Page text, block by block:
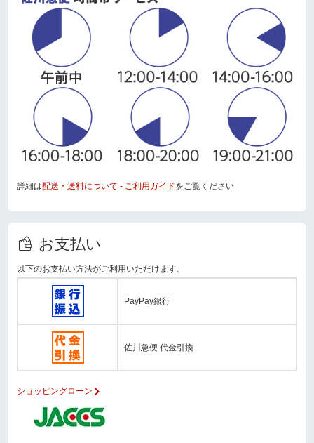
詳細は配送・送料について - ご利用ガイドをご覧ください
お支払い
以下のお支払い方法がご利用いただけます。
PayPay銀行
佐川急便 代金引換
ショッピングローン